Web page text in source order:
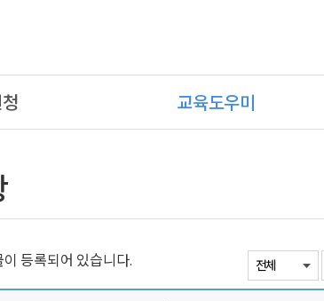
교육도우미
등록되어 있습니다.